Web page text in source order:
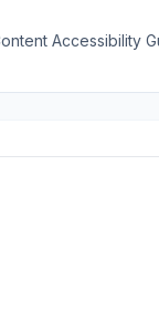
Accessibility